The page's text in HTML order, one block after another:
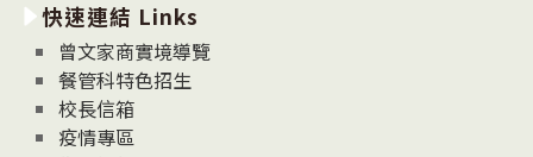
消
息
News
快速連結 Links
曾文家商實境導覽
餐管科特色招生
校長信箱
疫情專區